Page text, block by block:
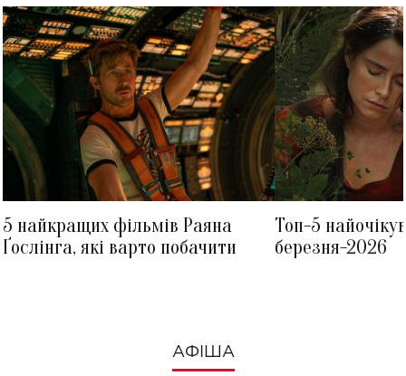
5 найкращих фільмів Раяна
Ґослінга, які варто побачити
Топ-5
березня-2026
АФІША